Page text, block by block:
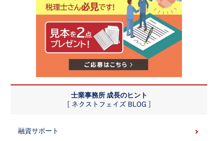
士業事務所 成長のヒント
融資サポート